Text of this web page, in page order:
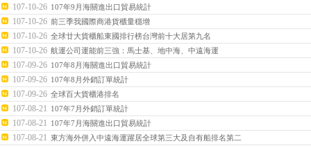
107-10-26 107年9月海關進出口貿易統計
107-10-26 前三季我國際商港貨櫃量穩增
107-10-26 全球廿大貨櫃船東國排行榜台灣前十大居第九名
107-10-26 航運公司運能前三強：馬士基、地中海、中遠海運
107-09-26 107年8月海關進出口貿易統計
107-09-26 107年8月外銷訂單統計
107-09-26 全球百大貨櫃港排名
107-08-21 107年7月外銷訂單統計
107-08-21 107年7月海關進出口貿易統計
107-08-21 東方海外併入中遠海運躍居全球第三大及自有船排名第二